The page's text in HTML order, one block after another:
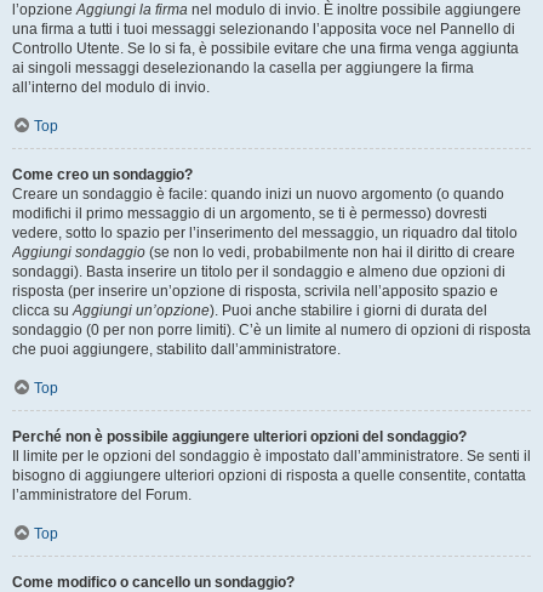
l’opzioneAggiungi la firma nel modulo di invio. È inoltre possibile aggiungere
una firma a tutti i tuoi messaggi selezionando l’apposita voce nel Pannello di
Controllo Utente. Se lo si fa, è possibile evitare che una firma venga aggiunta
ai singoli messaggi deselezionando la casella per aggiungere la firma
all’interno del modulo di invio.
Top
Come creo un sondaggio?
Creare un sondaggio è facile: quando inizi un nuovo argomento (o quando
modifichi il primo messaggio di un argomento, se ti è permesso) dovresti
vedere, sotto lo spazio per l’inserimento del messaggio, un riquadro dal titolo
Aggiungi sondaggio (se non lo vedi, probabilmente non hai il diritto di creare
sondaggi). Basta inserire un titolo per il sondaggio e almeno due opzioni di
risposta (per inserire un’opzione di risposta, scrivila nell’apposito spazio e
clicca suAggiungi un’opzione). Puoi anche stabilire i giorni di durata del
sondaggio (0 per non porre limiti). C’è un limite al numero di opzioni di risposta
che puoi aggiungere, stabilito dall’amministratore.
Top
Perché non è possibile aggiungere ulteriori opzioni del sondaggio?
Il limite per le opzioni del sondaggio è impostato dall’amministratore. Se senti il
bisogno di aggiungere ulteriori opzioni di risposta a quelle consentite, contatta
l’amministratore del Forum.
Top
Come modifico o cancello un sondaggio?